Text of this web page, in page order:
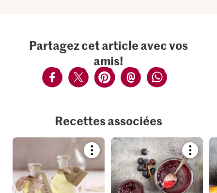
Partagez cet article avec vos
amis!
Recettes associées
Bookmark
recipe
or
add
to
recipe
or
add
it
to